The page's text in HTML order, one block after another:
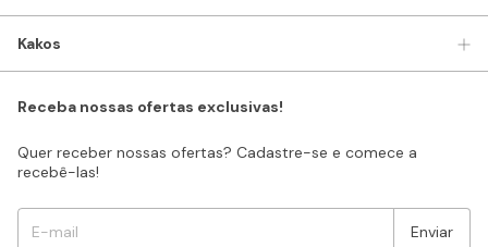
Kakos
Receba nossas ofertas exclusivas!
Quer receber nossas ofertas? Cadastre-se e comece a
recebê-las!